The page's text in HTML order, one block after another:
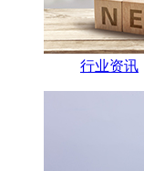
行业资讯